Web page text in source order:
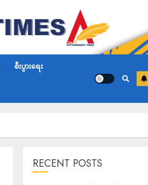
စီးပွားရေး
RECENT POSTS